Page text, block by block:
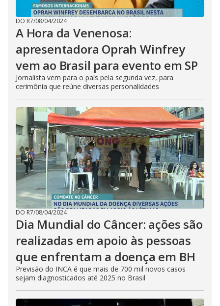
DO R7/08/04/2024
A Hora da Venenosa:
apresentadora Oprah Winfrey
vem ao Brasil para evento em SP
Jornalista vem para o país pela segunda vez, para
cerimônia que reúne diversas personalidades
DO R7/08/04/2024
Dia Mundial do Câncer: ações são
realizadas em apoio às pessoas
que enfrentam a doença em BH
Previsão do INCA é que mais de 700 mil novos casos
sejam diagnosticados até 2025 no Brasil